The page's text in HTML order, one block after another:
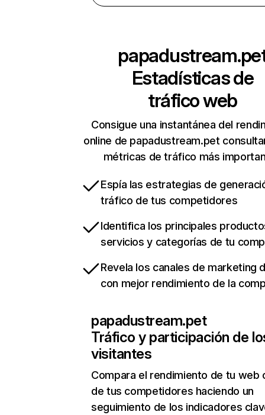
Estadísticas de
tráfico web
Consigue una instantánea del
online de papadustream.pet
métricas de tráfico más
Espía las estrategias de
tráfico de tus competidores
Identifica los principales
servicios y categorías de tu
Revela los canales de marketing
con mejor rendimiento de la
papadustream.pet
Tráfico y participación de
visitantes
Compara el rendimiento de tu web
de tus competidores haciendo un
seguimiento de los indicadores